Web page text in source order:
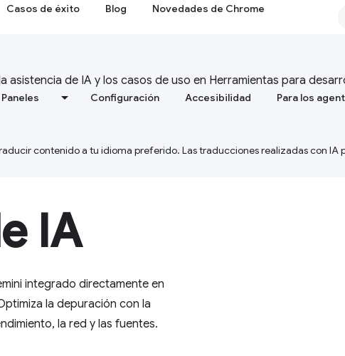
Casos de éxito Blog Novedades de Chrome
asistencia de IA y los casos de uso en Herramientas para
Paneles Configuración Accesibilidad Para los
contenido a tu idioma preferido. Las traducciones realizadas con IA
IA
integrado directamente en
la depuración con la
la red y las fuentes.